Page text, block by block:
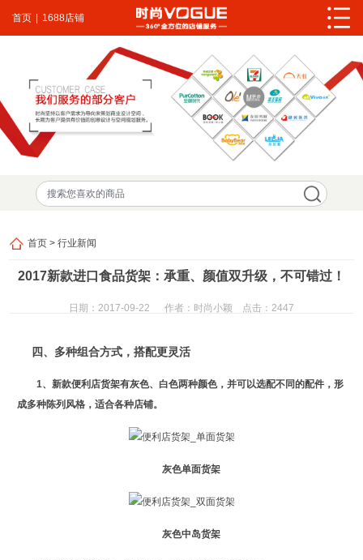
首页 1688店铺
首页 >行业新闻
2017新款进口食品货架：承重、颜值双升级，不可错过！
日期：2017-09-22 作者：时尚小颖 点击： 2447
四、多种组合方式，搭配更灵活
1、新款便利店货架有灰色、白色两种颜色，并可以选配不同的配件，形
成多种陈列风格，适合各种店铺。
灰色单面货架
灰色中岛货架